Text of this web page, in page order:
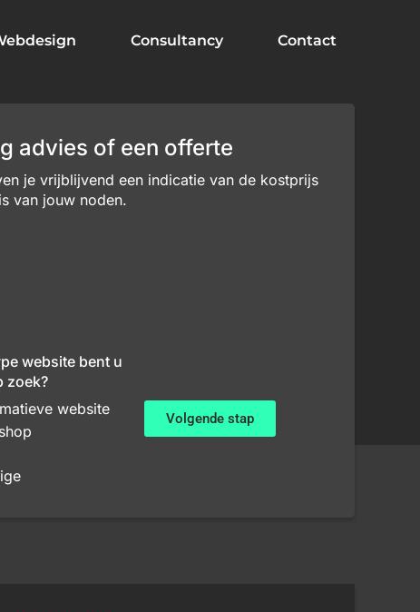
Consultancy Contact
advies of een offerte
je vrijblijvend een indicatie van de kostprijs
van jouw noden.
website bent u
zoek?
website
Volgende stap